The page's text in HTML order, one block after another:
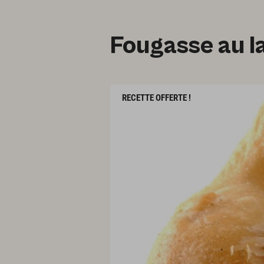
Fougasse au
RECETTE OFFERTE !